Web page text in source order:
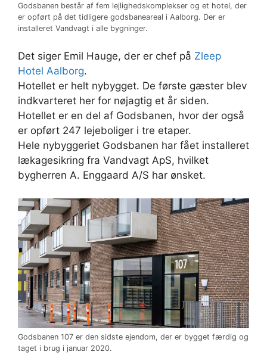
Godsbanen består af fem lejlighedskomplekser og et hotel, der
er opført på det tidligere godsbaneareal i Aalborg. Der er
installeret Vandvagt i alle bygninger.
Det siger Emil Hauge, der er chef på Zleep
Hotel Aalborg.
Hotellet er helt nybygget. De første gæster blev
indkvarteret her for nøjagtig et år siden.
Hotellet er en del af Godsbanen, hvor der også
er opført 247 lejeboliger i tre etaper.
Hele nybyggeriet Godsbanen har fået installeret
lækagesikring fra Vandvagt ApS, hvilket
bygherren A. Enggaard A/S har ønsket.
Godsbanen 107 er den sidste ejendom, der er bygget færdig og
taget i brug i januar 2020.